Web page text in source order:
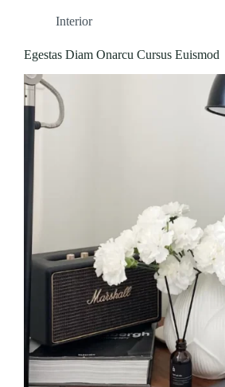
Interior
Egestas Diam Onarcu Cursus Euismod